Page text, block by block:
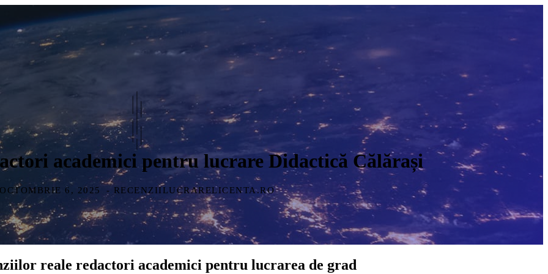
academici pentru lucrare Didactică Călărași
OCTOMBRIE 6, 2025 - RECENZIILUCRARELICENTA.RO
reale redactori academici pentru lucrarea de grad